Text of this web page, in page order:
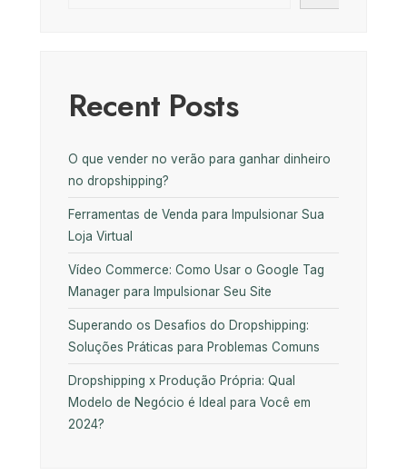
Recent Posts
O que vender no verão para ganhar dinheiro
no dropshipping?
Ferramentas de Venda para Impulsionar Sua
Loja Virtual
Vídeo Commerce: Como Usar o Google Tag
Manager para Impulsionar Seu Site
Superando os Desafios do Dropshipping:
Soluções Práticas para Problemas Comuns
Dropshipping x Produção Própria: Qual
Modelo de Negócio é Ideal para Você em
2024?